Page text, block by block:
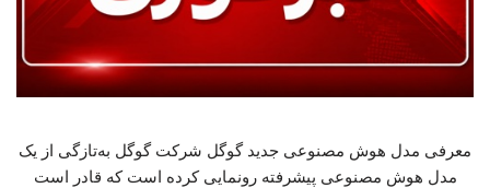
معرفی مدل هوش مصنوعی جدید گوگل شرکت گوگل به‌تازگی از یک
مدل هوش مصنوعی پیشرفته رونمایی کرده است که قادر است